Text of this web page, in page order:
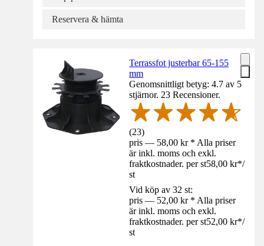
Reservera & hämta
Terrassfot justerbar 65-155
mm
Genomsnittligt betyg: 4.7 av 5
stjärnor. 23 Recensioner.
(23)
pris — 58,00 kr * Alla priser
är inkl. moms och exkl.
fraktkostnader. per st58,00 kr*/
st
Vid köp av 32 st:
pris — 52,00 kr * Alla priser
är inkl. moms och exkl.
fraktkostnader. per st52,00 kr*/
st